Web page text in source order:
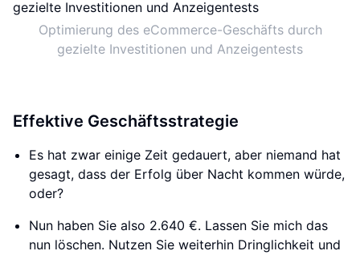
Optimierung des eCommerce-Geschäfts durch
gezielte Investitionen und Anzeigentests
Effektive Geschäftsstrategie
Es hat zwar einige Zeit gedauert, aber niemand hat
gesagt, dass der Erfolg über Nacht kommen würde,
oder?
Nun haben Sie also 2.640 €. Lassen Sie mich das
nun löschen. Nutzen Sie weiterhin Dringlichkeit und